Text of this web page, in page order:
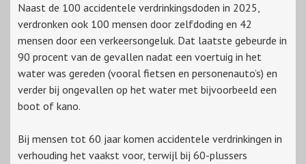
Naast de 100 accidentele verdrinkingsdoden in 2025,
verdronken ook 100 mensen door zelfdoding en 42
mensen door een verkeersongeluk. Dat laatste gebeurde in
90 procent van de gevallen nadat een voertuig in het
water was gereden (vooral fietsen en personenauto’s) en
verder bij ongevallen op het water met bijvoorbeeld een
boot of kano.
Bij mensen tot 60 jaar komen accidentele verdrinkingen in
verhouding het vaakst voor, terwijl bij 60-plussers